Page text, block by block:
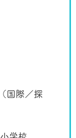
国際／探